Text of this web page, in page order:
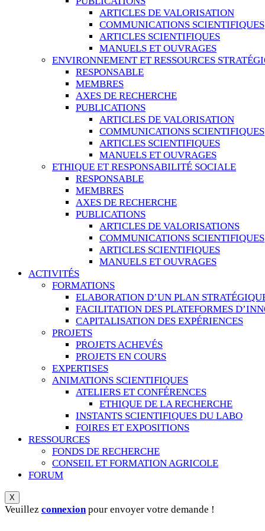
ARTICLES DE VALORISATION
COMMUNICATIONS SCIENTIFIQUES
ARTICLES SCIENTIFIQUES
MANUELS ET OUVRAGES
ENVIRONNEMENT ET RESSOURCES
RESPONSABLE
MEMBRES
AXES DE RECHERCHE
PUBLICATIONS
ARTICLES DE VALORISATION
COMMUNICATIONS SCIENTIFIQUES
ARTICLES SCIENTIFIQUES
MANUELS ET OUVRAGES
ETHIQUE ET RESPONSABILITÉ SOCIALE
RESPONSABLE
MEMBRES
AXES DE RECHERCHE
PUBLICATIONS
ARTICLES DE VALORISATIONS
COMMUNICATIONS SCIENTIFIQUES
ARTICLES SCIENTIFIQUES
MANUELS ET OUVRAGES
ACTIVITÉS
FORMATIONS
ELABORATION D’UN PLAN
FACILITATION DES PLATEFORMES
CAPITALISATION DES EXPÉRIENCES
PROJETS
PROJETS ACHEVÉS
PROJETS EN COURS
EXPERTISES
ANIMATIONS SCIENTIFIQUES
ATELIERS ET CONFÉRENCES
ETHIQUE DE LA RECHERCHE
INSTANTS SCIENTIFIQUES DU LABO
FOIRES ET EXPOSITIONS
RESSOURCES
FONDS DE RECHERCHE
CONSEIL ET FORMATION AGRICOLE
FORUM
X
Veuillez connexionpour envoyer votre demande !